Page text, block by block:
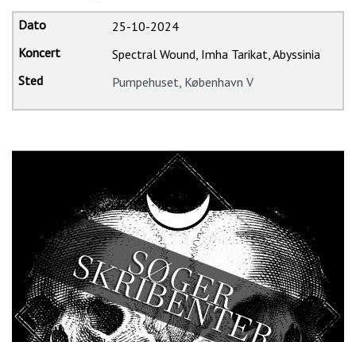
25-10-2024
Spectral Wound, Imha Tarikat, Abyssinia
Pumpehuset, København V